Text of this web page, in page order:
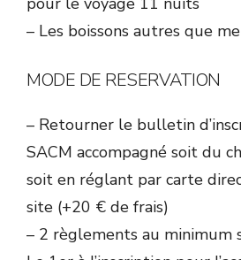
– Les boissons autres que
MODE DE RESERVATION
– Retourner le bulletin
SACM accompagné soit du
soit en réglant par carte
site (+20 € de frais)
– 2 règlements au minimum